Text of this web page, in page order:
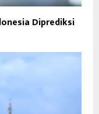
Diprediksi